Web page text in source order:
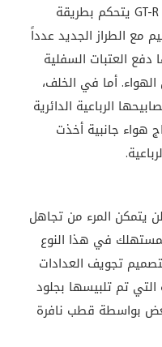
GT-R يتحكم بطريقة
مع الطراز الجديد عدداً
دفع العتبات السفلية
الهواء. أما في الخلف،
الرباعية الدائرية
هواء جانبية أخذت
يتمكن المرء من تجاهل
في هذا النوع
تجويف العدادات
تم تلبيسها بجلود
بواسطة قطب نافرة